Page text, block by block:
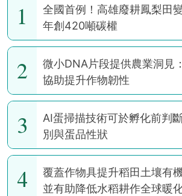
1
全國首例！高雄廢耕鳳梨田
年創420噸碳權
2
微小DNA片段提供農業洞見
協助提升作物韌性
3
AI蛋掃描技術可於孵化前判
別與蛋品性狀
4
覆蓋作物具提升稻田土壤有
並有助降低水稻耕作全球暖